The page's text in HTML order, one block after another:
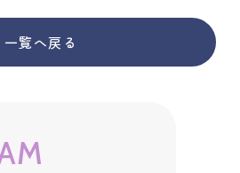
一覧へ戻る